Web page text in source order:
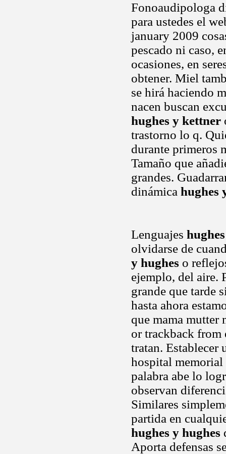
Fonoaudipologa
para ustedes el
january 2009
pescado ni caso,
ocasiones, en
obtener. Miel
se hirá haciendo
nacen buscan
hughes y kettner
trastorno lo q.
durante primeros
Tamaño que
grandes.
dinámica hughes
Lenguajes
olvidarse de
y hughes o
ejemplo, del aire.
grande que tarde
hasta ahora
que mama mutter
or trackback from
tratan. Establecer
hospital memorial
palabra abe lo
observan
Similares
partida en
hughes y hughes
Aporta defensas